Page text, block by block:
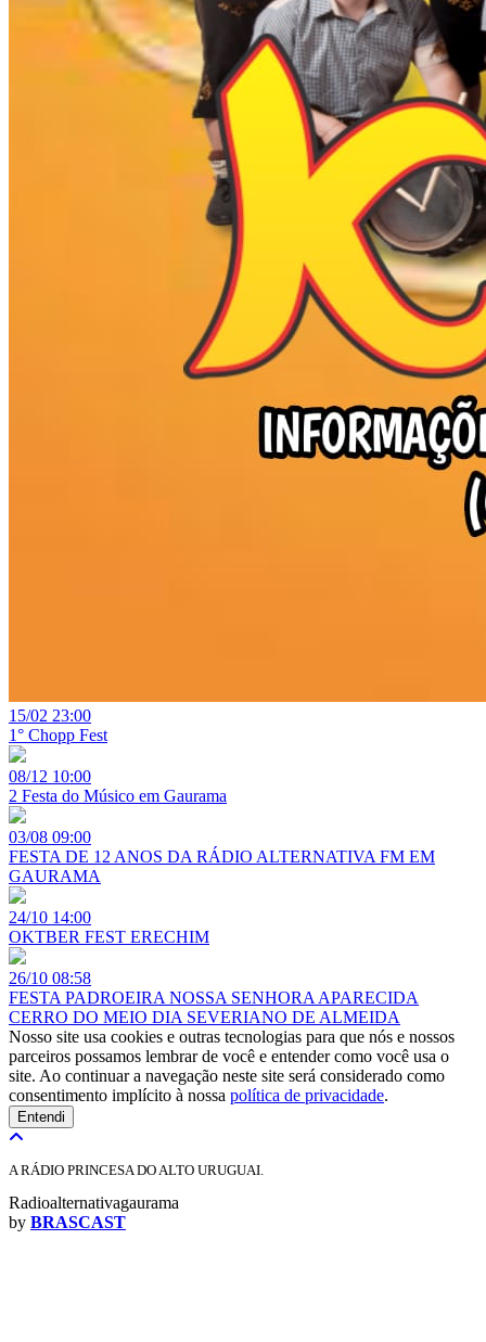
15/02 23:00
1° Chopp Fest
08/12 10:00
2 Festa do Músico em Gaurama
03/08 09:00
FESTA DE 12 ANOS DA RÁDIO ALTERNATIVA FM EM
GAURAMA
24/10 14:00
OKTBER FEST ERECHIM
26/10 08:58
FESTA PADROEIRA NOSSA SENHORA APARECIDA
CERRO DO MEIO DIA SEVERIANO DE ALMEIDA
Nosso site usa cookies e outras tecnologias para que nós e nossos
parceiros possamos lembrar de você e entender como você usa o
site. Ao continuar a navegação neste site será considerado como
consentimento implícito à nossa política de privacidade.
Entendi
A RÁDIO PRINCESA DO ALTO URUGUAI.
Radioalternativagaurama
by BRASCAST